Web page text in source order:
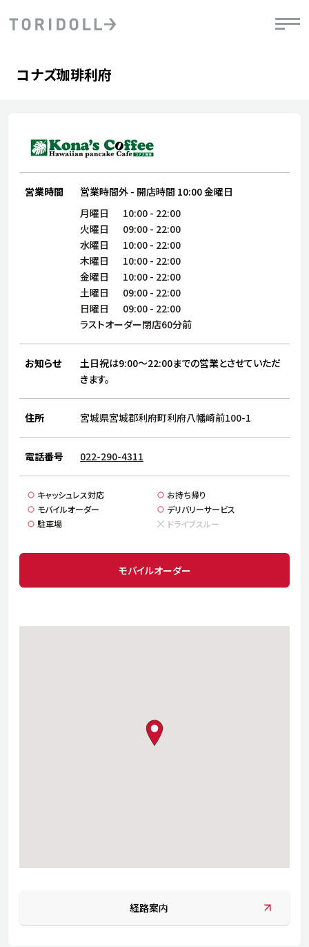
会社情報
経営理念
株主・投資家情報
サステナビリティ
ブランド
店舗検索
日本語 English
デジタルトランス
フォーメーション戦略
DXビジョン2028
トリドールのDX ～これまでとこれから～
粟田社長が語る
トリドールのサステナビリティ
コミュニケーション
コナズ珈琲利府
営業時間 営業時間外 - 開店時間 10:00金曜日
月曜日 10:00 - 22:00
火曜日
09:00 - 22:00
水曜日
10:00 - 22:00
木曜日
10:00 - 22:00
金曜日
10:00 - 22:00
土曜日
09:00 - 22:00
日曜日
09:00 - 22:00
ラストオーダー閉店60分前
お知らせ
土日祝は9:00～22:00までの営業とさせていただ
きます。
住所 宮城県宮城郡利府町利府八幡崎前100-1
電話番号 022-290-4311
キャッシュレス対応
お持ち帰り
モバイルオーダー
デリバリーサービス
駐車場
ドライブスルー
モバイルオーダー
map pin
経路案内